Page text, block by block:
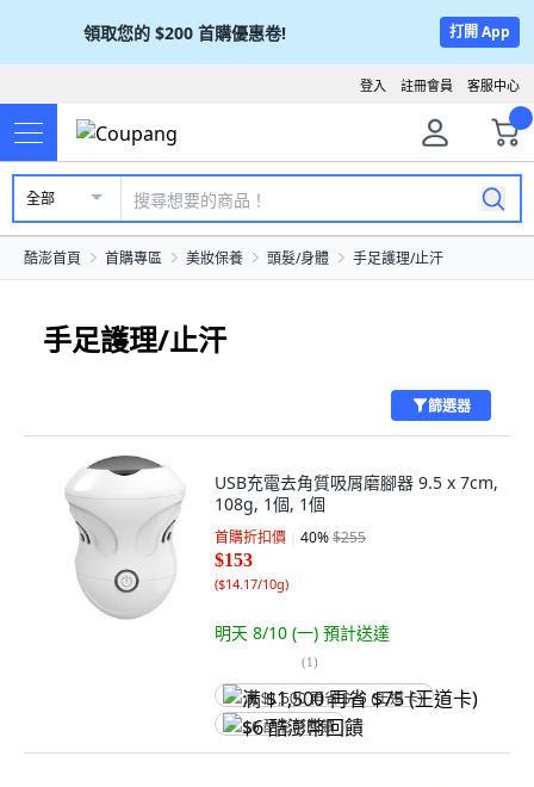
領取您的 $200 首購優惠卷! 打開 App
客服中心
註冊會員
登入
全部
酷澎首頁 首購專區 美妝保養 頭髮/身體 手足護理/止汗
手足護理/止汗
篩選器
USB充電去角質吸屑磨腳器 9.5 x 7cm,
108g, 1個, 1個
首購折扣價 40%$255
$153
($14.17/10g)
明天 8/10 (一) 預計送達
(1)
满 $1,500 再省 $75 (王道卡)
$6 酷澎幣回饋